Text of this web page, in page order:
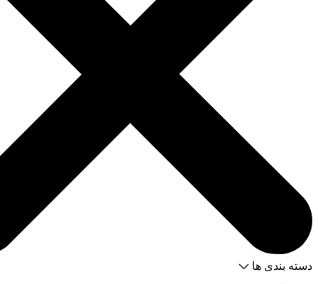
دسته بندی ها